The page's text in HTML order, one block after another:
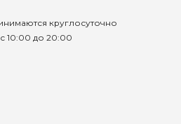
круглосуточно
10:00 до 20:00